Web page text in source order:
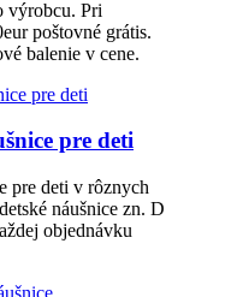
výrobcu. Pri
poštovné grátis.
balenie v cene.
pre deti
pre deti v rôznych
náušnice zn. D
objednávku